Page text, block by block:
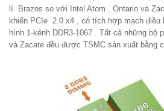
lí Brazos so với Intel Atom . Ontario và
khiển PCIe 2.0 x4 , có tích hợp mạch điều
hình 1-kênh DDR3-1067 . Tất cả những bộ
và Zacate đều được TSMC sản xuất bằng